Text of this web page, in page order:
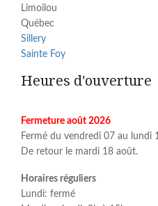
Limoilou
Québec
Sillery
Sainte Foy
Heures d'ouverture
Fermeture août 2026
Fermé du vendredi 07 au lundi
De retour le mardi 18 août.
Horaires réguliers
Lundi: fermé